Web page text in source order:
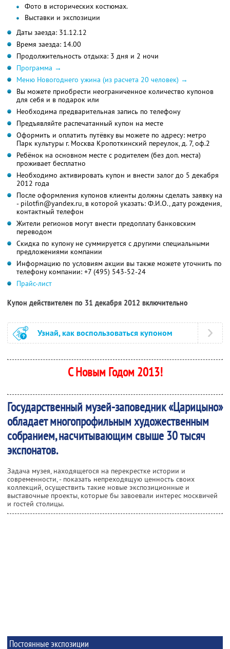
Фото в исторических костюмах.
Выставки и экспозиции
Даты заезда: 31.12.12
Время заезда: 14.00
Продолжительность отдыха: 3 дня и 2 ночи
Программа →
Меню Новогоднего ужина (из расчета 20 человек) →
Вы можете приобрести неограниченное количество купонов
для себя и в подарок или
Необходима предварительная запись по телефону
Предъявляйте распечатанный купон на месте
Оформить и оплатить путёвку вы можете по адресу: метро
Парк культуры г. Москва Кропоткинский переулок, д. 7, оф.2
Ребёнок на основном месте с родителем (без доп. места)
проживает бесплатно
Необходимо активировать купон и внести залог до 5 декабря
2012 года
После оформления купонов клиенты должны сделать заявку на
- pilotfin@yandex.ru, в которой указать: Ф.И.О., дату рождения,
контактный телефон
Жители регионов могут внести предоплату банковским
переводом
Скидка по купону не суммируется с другими специальными
предложениями компании
Информацию по условиям акции вы также можете уточнить по
телефону компании: +7 (495) 543-52-24
Прайс-лист
Купон действителен по 31 декабря 2012 включительно
Узнай, как воспользоваться купоном
С Новым Годом 2013!
Государственный музей-заповедник «Царицыно»
обладает многопрофильным художественным
собранием, насчитывающим свыше 30 тысяч
экспонатов.
Задача музея, находящегося на перекрестке истории и
современности, - показать непреходящую ценность своих
коллекций, осуществить такие новые экспозиционные и
выставочные проекты, которые бы завоевали интерес москвичей
и гостей столицы.
Постоянные экспозиции